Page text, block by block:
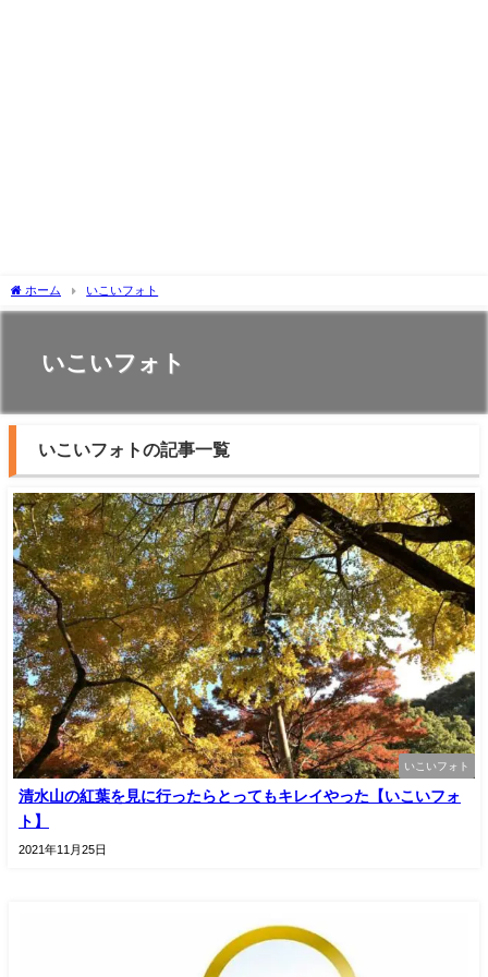
ホーム いこいフォト
いこいフォト
いこいフォトの記事一覧
いこいフォト
清水山の紅葉を見に行ったらとってもキレイやった【いこいフォ
ト】
2021年11月25日